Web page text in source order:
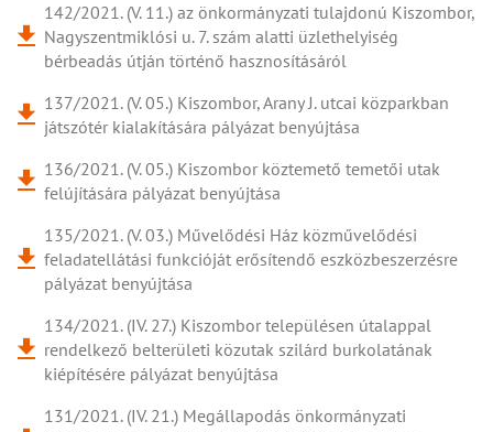
142/2021. (V. 11.) az önkormányzati tulajdonú Kiszombor,
Nagyszentmiklósi u. 7. szám alatti üzlethelyiség
bérbeadás útján történő hasznosításáról
137/2021. (V. 05.) Kiszombor, Arany J. utcai közparkban
játszótér kialakítására pályázat benyújtása
136/2021. (V. 05.) Kiszombor köztemető temetői utak
felújítására pályázat benyújtása
135/2021. (V. 03.) Művelődési Ház közművelődési
feladatellátási funkcióját erősítendő eszközbeszerzésre
pályázat benyújtása
134/2021. (IV. 27.) Kiszombor településen útalappal
rendelkező belterületi közutak szilárd burkolatának
kiépítésére pályázat benyújtása
131/2021. (IV. 21.) Megállapodás önkormányzati